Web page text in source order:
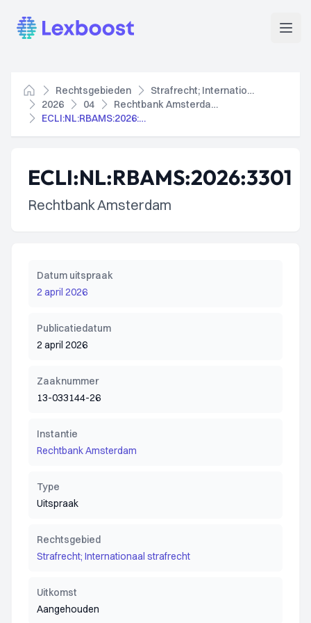
Lexboost
Home
Rechtsgebieden
Strafrecht; Internationaal strafrecht
2026
04
Rechtbank Amsterdam
ECLI:NL:RBAMS:2026:3301
ECLI:NL:RBAMS:2026:3301
Rechtbank Amsterdam
Datum uitspraak
2 april 2026
Publicatiedatum
2 april 2026
Zaaknummer
13-033144-26
Instantie
Rechtbank Amsterdam
Type
Uitspraak
Rechtsgebied
Strafrecht; Internationaal strafrecht
Uitkomst
Aangehouden